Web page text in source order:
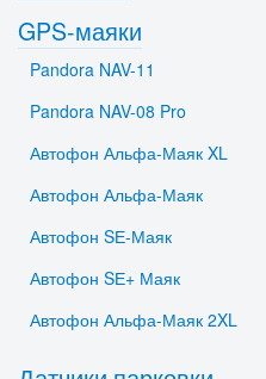
GPS-маяки
Pandora NAV-11
Pandora NAV-08 Pro
Автофон Альфа-Маяк XL
Автофон Альфа-Маяк
Автофон SЕ-Маяк
Автофон SЕ+ Маяк
Автофон Альфа-Маяк 2XL